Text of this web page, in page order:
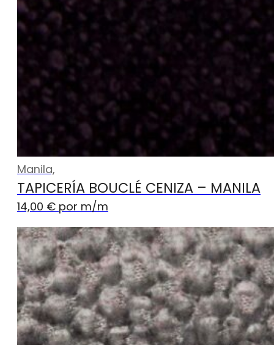
Manila,
TAPICERÍA BOUCLÉ CENIZA – MANILA
14,00 € por m/m